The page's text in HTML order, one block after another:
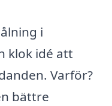
i
klok idé att
Varför?
bättre